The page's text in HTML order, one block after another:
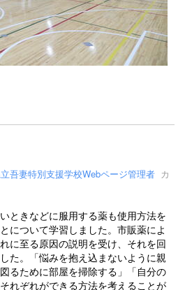
吾妻特別支援学校Webページ管理者 カ
ときなどに服用する薬も使用方法を
について学習しました。市販薬によ
に至る原因の説明を受け、それを回
た。「悩みを抱え込まないように親
るために部屋を掃除する」「自分の
れぞれができる方法を考えることが